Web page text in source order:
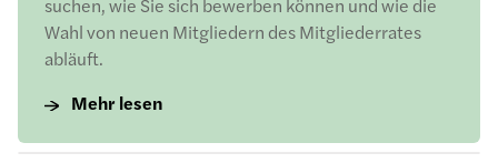
Wahl von neuen Mitgliedern des Mitgliederrates
abläuft.
Mehr lesen